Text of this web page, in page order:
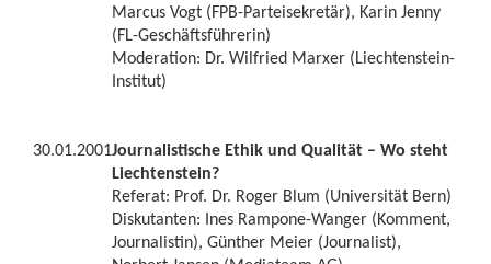
Marcus Vogt (FPB-Parteisekretär), Karin Jenny
(FL-Geschäftsführerin)
Moderation: Dr. Wilfried Marxer (Liechtenstein-
Institut)
30.01.2001Journalistische Ethik und Qualität – Wo steht
Liechtenstein?
Referat: Prof. Dr. Roger Blum (Universität Bern)
Diskutanten: Ines Rampone-Wanger (Komment,
Journalistin), Günther Meier (Journalist),